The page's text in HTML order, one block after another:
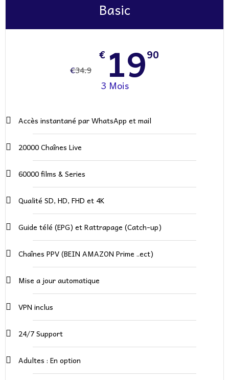
Basic
€34.9
€ 1990
3 Mois
Accès instantané par WhatsApp et mail​
20000 Chaînes Live
60000 films & Series
Qualité SD, HD, FHD et 4K
Guide télé (EPG) et Rattrapage (Catch-up)
Chaînes PPV (BEIN AMAZON Prime ..ect)
Mise a jour automatique
VPN inclus
24/7 Support
Adultes : En option​